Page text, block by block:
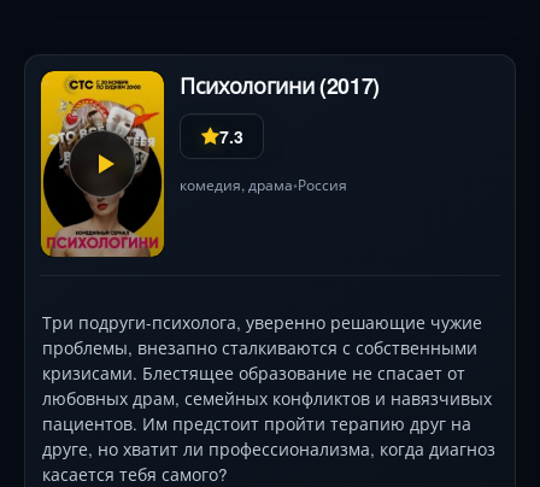
Психологини (2017)
7.3
комедия, драма•Россия
Три подруги-психолога, уверенно решающие чужие
проблемы, внезапно сталкиваются с собственными
кризисами. Блестящее образование не спасает от
любовных драм, семейных конфликтов и навязчивых
пациентов. Им предстоит пройти терапию друг на
друге, но хватит ли профессионализма, когда диагноз
касается тебя самого?